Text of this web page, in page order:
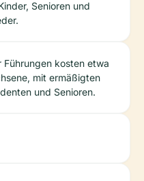
Senioren und
Führungen kosten etwa
mit ermäßigten
und Senioren.